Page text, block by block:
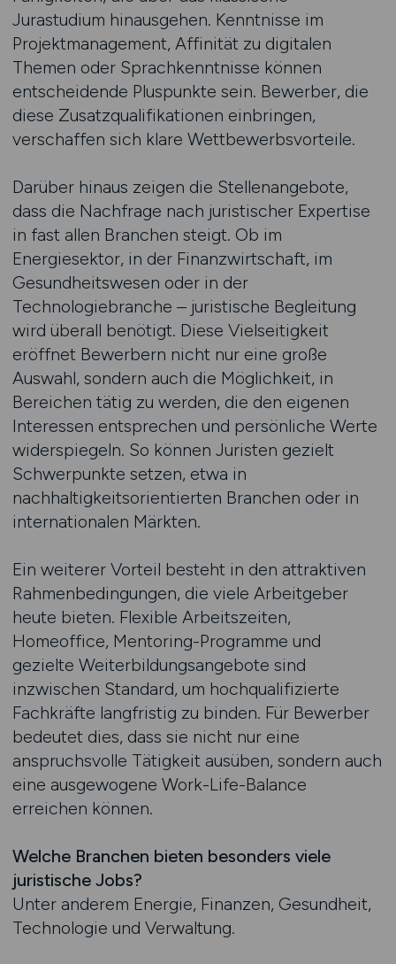
Jurastudium hinausgehen. Kenntnisse im
Projektmanagement, Affinität zu digitalen
Themen oder Sprachkenntnisse können
entscheidende Pluspunkte sein. Bewerber, die
diese Zusatzqualifikationen einbringen,
verschaffen sich klare Wettbewerbsvorteile.
Darüber hinaus zeigen die Stellenangebote,
dass die Nachfrage nach juristischer Expertise
in fast allen Branchen steigt. Ob im
Energiesektor, in der Finanzwirtschaft, im
Gesundheitswesen oder in der
Technologiebranche – juristische Begleitung
wird überall benötigt. Diese Vielseitigkeit
eröffnet Bewerbern nicht nur eine große
Auswahl, sondern auch die Möglichkeit, in
Bereichen tätig zu werden, die den eigenen
Interessen entsprechen und persönliche Werte
widerspiegeln. So können Juristen gezielt
Schwerpunkte setzen, etwa in
nachhaltigkeitsorientierten Branchen oder in
internationalen Märkten.
Ein weiterer Vorteil besteht in den attraktiven
Rahmenbedingungen, die viele Arbeitgeber
heute bieten. Flexible Arbeitszeiten,
Homeoffice, Mentoring-Programme und
gezielte Weiterbildungsangebote sind
inzwischen Standard, um hochqualifizierte
Fachkräfte langfristig zu binden. Für Bewerber
bedeutet dies, dass sie nicht nur eine
anspruchsvolle Tätigkeit ausüben, sondern auch
eine ausgewogene Work-Life-Balance
erreichen können.
Welche Branchen bieten besonders viele
juristische Jobs?
Unter anderem Energie, Finanzen, Gesundheit,
Technologie und Verwaltung.